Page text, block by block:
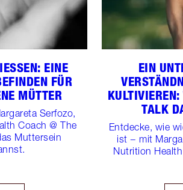
EINE R
FÜR F
MÜTTER
Serfozo,
Coach @ The
Muttersein
EIN
TALK
Entdecke, wie
ist − mit
Nutrition